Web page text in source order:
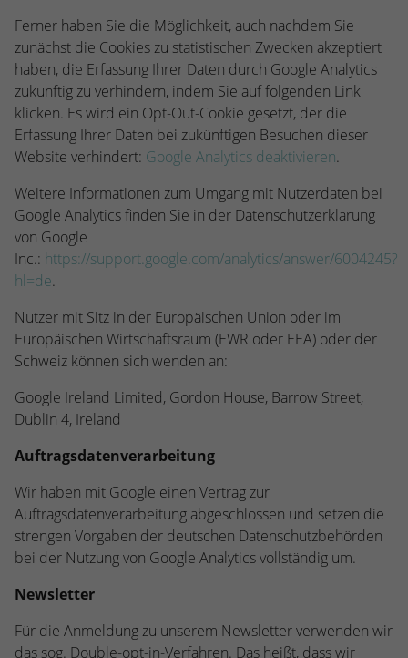
Ferner haben Sie die Möglichkeit, auch nachdem Sie
zunächst die Cookies zu statistischen Zwecken akzeptiert
haben, die Erfassung Ihrer Daten durch Google Analytics
zukünftig zu verhindern, indem Sie auf folgenden Link
klicken. Es wird ein Opt-Out-Cookie gesetzt, der die
Erfassung Ihrer Daten bei zukünftigen Besuchen dieser
Website verhindert: Google Analytics deaktivieren.
Weitere Informationen zum Umgang mit Nutzerdaten bei
Google Analytics finden Sie in der Datenschutzerklärung
von Google
Inc.: https://support.google.com/analytics/answer/6004245?
hl=de.
Nutzer mit Sitz in der Europäischen Union oder im
Europäischen Wirtschaftsraum (EWR oder EEA) oder der
Schweiz können sich wenden an:
Google Ireland Limited, Gordon House, Barrow Street,
Dublin 4, Ireland
Auftragsdatenverarbeitung
Wir haben mit Google einen Vertrag zur
Auftragsdatenverarbeitung abgeschlossen und setzen die
strengen Vorgaben der deutschen Datenschutzbehörden
bei der Nutzung von Google Analytics vollständig um.
Newsletter
Für die Anmeldung zu unserem Newsletter verwenden wir
das sog. Double-opt-in-Verfahren. Das heißt, dass wir